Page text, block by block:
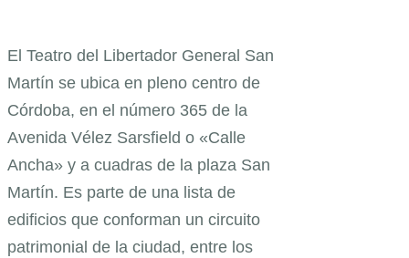
El Teatro del Libertador General San
Martín se ubica en pleno centro de
Córdoba, en el número 365 de la
Avenida Vélez Sarsfield o «Calle
Ancha» y a cuadras de la plaza San
Martín. Es parte de una lista de
edificios que conforman un circuito
patrimonial de la ciudad, entre los